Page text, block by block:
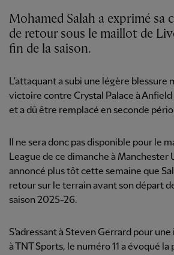
Mohamed Salah a exprimé sa
de retour sous le maillot de
fin de la saison.
L'attaquant a subi une légère blessure
victoire contre Crystal Palace à
et a dû être remplacé en seconde
Il ne sera donc pas disponible pour le
League de ce dimanche à Manchester
annoncé plus tôt cette semaine que
retour sur le terrain avant son départ
saison 2025-26.
S'adressant à Steven Gerrard pour
à TNT Sports, le numéro 11 a évoqué la